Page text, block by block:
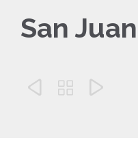
San
  